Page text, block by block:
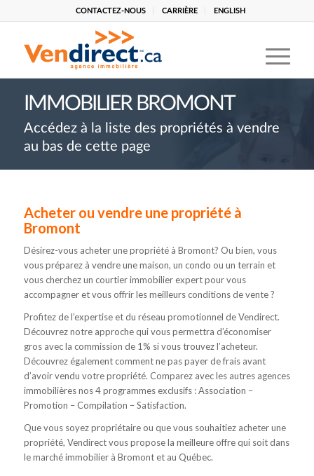
CONTACTEZ-NOUS CARRIÈRE ENGLISH
IMMOBILIER BROMONT
Accédez à la liste des propriétés à vendre
au bas de cette page
Acheter ou vendre une propriété à
Bromont
Désirez-vous acheter une propriété à Bromont? Ou bien, vous
vous préparez à vendre une maison, un condo ou un terrain et
vous cherchez un courtier immobilier expert pour vous
accompagner et vous offrir les meilleurs conditions de vente ?
Profitez de l’expertise et du réseau promotionnel de Vendirect.
Découvrez notre approche qui vous permettra d’économiser
gros avec la commission de 1% si vous trouvez l’acheteur.
Découvrez également comment ne pas payer de frais avant
d’avoir vendu votre propriété. Comparez avec les autres agences
immobilières nos 4 programmes exclusifs : Association –
Promotion – Compilation – Satisfaction.
Que vous soyez propriétaire ou que vous souhaitiez acheter une
propriété, Vendirect vous propose la meilleure offre qui soit dans
le marché immobilier à Bromont et au Québec.